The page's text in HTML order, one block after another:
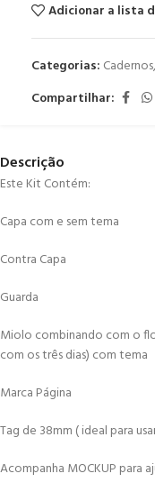
Adicionar a lista
Categorias: Cadernos,
Compartilhar:
Descrição
Este Kit Contém:
Capa com e sem tema
Contra Capa
Guarda
Miolo combinando com o
com os três dias) com tema
Marca Página
Tag de 38mm ( ideal para
Acompanha MOCKUP para